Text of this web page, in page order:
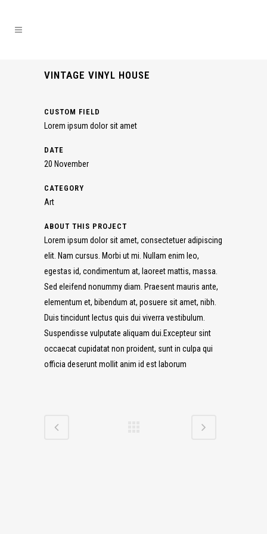
VINTAGE VINYL HOUSE
CUSTOM FIELD
Lorem ipsum dolor sit amet
DATE
20 November
CATEGORY
Art
ABOUT THIS PROJECT
Lorem ipsum dolor sit amet, consectetuer adipiscing
elit. Nam cursus. Morbi ut mi. Nullam enim leo,
egestas id, condimentum at, laoreet mattis, massa.
Sed eleifend nonummy diam. Praesent mauris ante,
elementum et, bibendum at, posuere sit amet, nibh.
Duis tincidunt lectus quis dui viverra vestibulum.
Suspendisse vulputate aliquam dui.Excepteur sint
occaecat cupidatat non proident, sunt in culpa qui
officia deserunt mollit anim id est laborum